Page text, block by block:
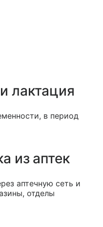
лактация
в период
из аптек
аптечную сеть и
отделы